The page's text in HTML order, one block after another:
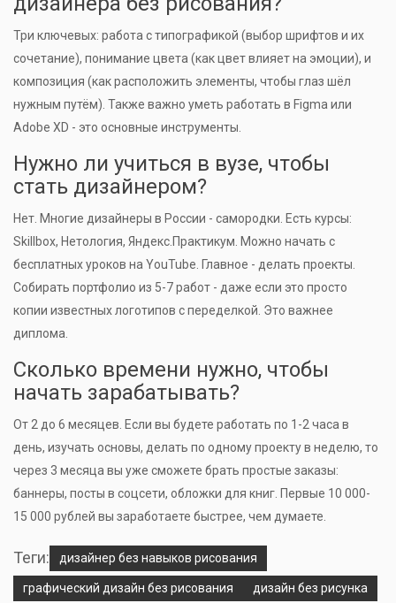
Три ключевых: работа с типографикой (выбор шрифтов и их
сочетание), понимание цвета (как цвет влияет на эмоции), и
композиция (как расположить элементы, чтобы глаз шёл
нужным путём). Также важно уметь работать в Figma или
Adobe XD - это основные инструменты.
Нужно ли учиться в вузе, чтобы
стать дизайнером?
Нет. Многие дизайнеры в России - самородки. Есть курсы:
Skillbox, Нетология, Яндекс.Практикум. Можно начать с
бесплатных уроков на YouTube. Главное - делать проекты.
Собирать портфолио из 5-7 работ - даже если это просто
копии известных логотипов с переделкой. Это важнее
диплома.
Сколько времени нужно, чтобы
начать зарабатывать?
От 2 до 6 месяцев. Если вы будете работать по 1-2 часа в
день, изучать основы, делать по одному проекту в неделю, то
через 3 месяца вы уже сможете брать простые заказы:
баннеры, посты в соцсети, обложки для книг. Первые 10 000-
15 000 рублей вы заработаете быстрее, чем думаете.
Теги: дизайнер без навыков рисования
графический дизайн без рисования дизайн без рисунка